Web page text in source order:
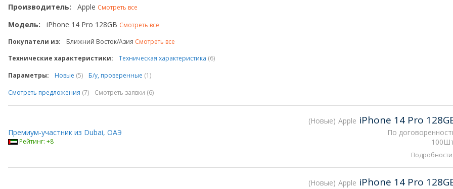
Производитель: Apple Смотреть все
Модель: iPhone 14 Pro 128GB Смотреть все
Покупатели из:
Ближний Восток/Азия Смотреть все
Технические характеристики:
Техническая характеристика (6)
Параметры:
Новые (5) Б/у, проверенные (1)
Смотреть предложения (7) Смотреть заявки (6)
Новые Apple iPhone 14 Pro
По
Премиум-участник из Dubai, ОАЭ
Рейтинг: +8
Подробности
Новые Apple iPhone 14 Pro